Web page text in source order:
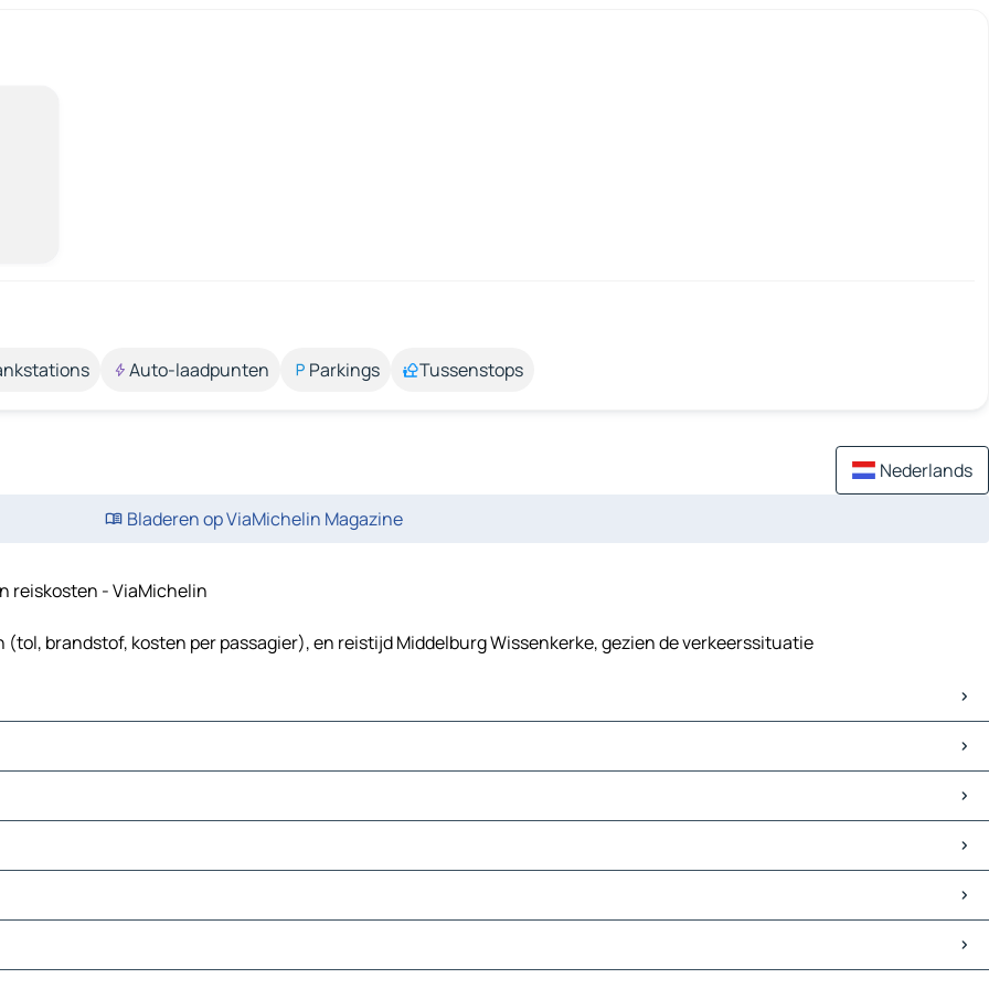
Auto-laadpunten Parkings Tussenstops
Nederlands
Bladeren op ViaMichelin Magazine
reiskosten - ViaMichelin
brandstof, kosten per passagier), en reistijd Middelburg Wissenkerke, gezien de verkeerssituatie